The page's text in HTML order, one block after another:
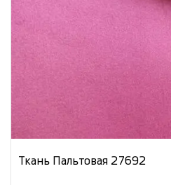
Ткань Пальтовая 27692